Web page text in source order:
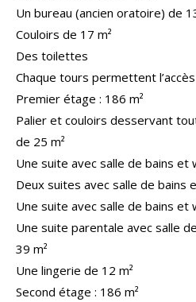
Un bureau (ancien oratoire) de
Couloirs de 17 m²
Des toilettes
Chaque tours permettent
Premier étage : 186 m²
Palier et couloirs desservant
de 25 m²
Une suite avec salle de bains et
Deux suites avec salle de bains
Une suite avec salle de bains et
Une suite parentale avec salle
39 m²
Une lingerie de 12 m²
Second étage : 186 m²